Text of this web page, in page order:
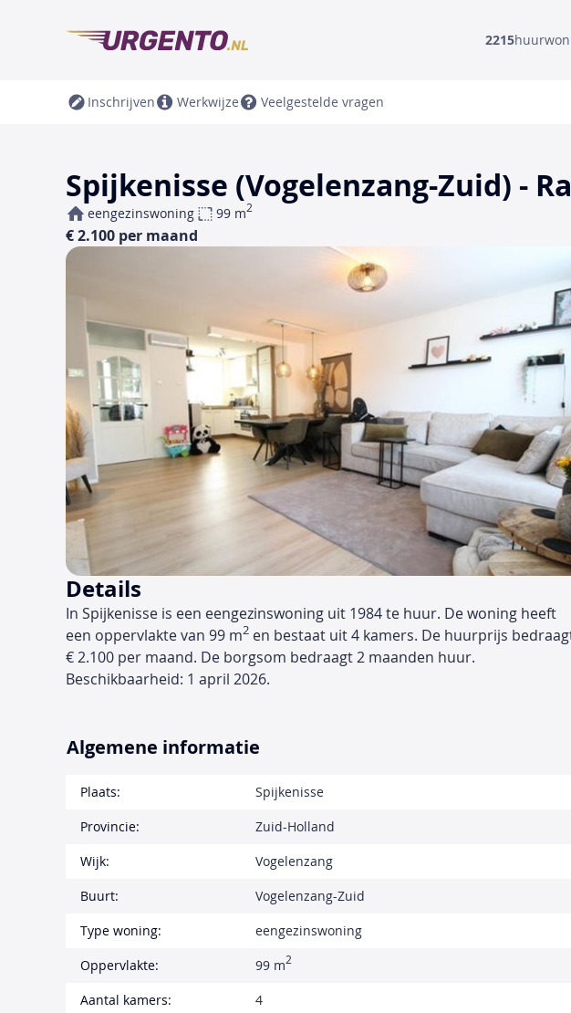
2215
Inschrijven Werkwijze Veelgestelde vragen
Spijkenisse (Vogelenzang-Zuid) -
eengezinswoning 99 m2
€ 2.100 per maand
Details
In Spijkenisse is een eengezinswoning uit 1984 te huur. De woning heeft
een oppervlakte van 99 m2 en bestaat uit 4 kamers. De huurprijs
€ 2.100 per maand. De borgsom bedraagt 2 maanden huur.
Beschikbaarheid: 1 april 2026.
Algemene informatie
Plaats:
Spijkenisse
Provincie:
Zuid-Holland
Wijk:
Vogelenzang
Buurt:
Vogelenzang-Zuid
Type woning:
eengezinswoning
Oppervlakte:
99 m2
Aantal kamers:
4